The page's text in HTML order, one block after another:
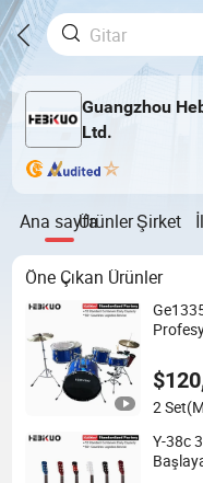
Guangzhou
Ltd.
Ana sayfaÜrünlerŞirket
Öne Çıkan Ürünler
2 Set
Y-38c